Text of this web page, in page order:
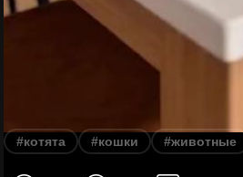
#котята #кошки #животные